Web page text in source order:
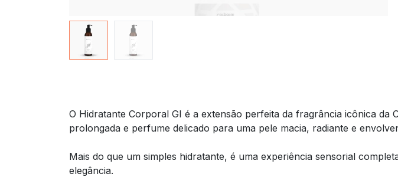
O Hidratante Corporal GI é a extensão perfeita da fragrância icônica da
prolongada e perfume delicado para uma pele macia, radiante e
Mais do que um simples hidratante, é uma experiência sensorial
elegância.